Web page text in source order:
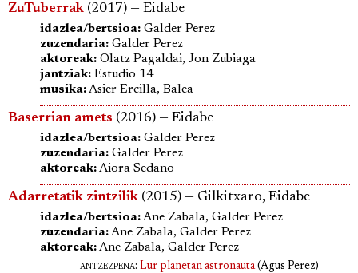
ZuTuberrak (2017) — Eidabe
idazlea/bertsioa: Galder Perez
zuzendaria: Galder Perez
aktoreak: Olatz Pagaldai, Jon Zubiaga
jantziak: Estudio 14
musika:Asier Ercilla, Balea
Baserrian amets (2016) — Eidabe
idazlea/bertsioa: Galder Perez
zuzendaria: Galder Perez
aktoreak:Aiora Sedano
Adarretatik zintzilik (2015) — Gilkitxaro, Eidabe
idazlea/bertsioa:Ane Zabala, Galder Perez
zuzendaria:Ane Zabala, Galder Perez
aktoreak:Ane Zabala, Galder Perez
antzezpena: Lur planetan astronauta(Agus Perez)